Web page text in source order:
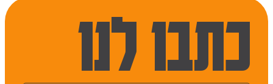
כתבו לנו